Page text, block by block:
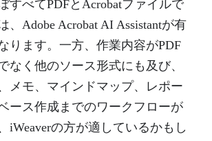
すべてPDFとAcrobatファイルで
、Adobe Acrobat AI Assistantが有
ります。一方、作業内容がPDF
なく他のソース形式にも及び、
メモ、マインドマップ、レポー
ース作成までのワークフローが
iWeaverの方が適しているかもし